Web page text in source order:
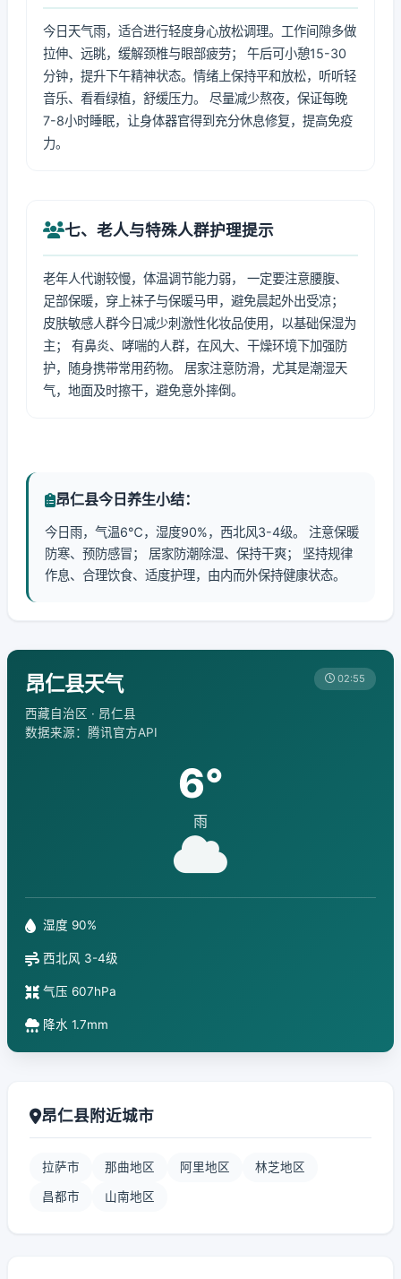
今日天气雨，适合进行轻度身心放松调理。工作间隙多做
拉伸、远眺，缓解颈椎与眼部疲劳； 午后可小憩15-30
分钟，提升下午精神状态。情绪上保持平和放松，听听轻
音乐、看看绿植，舒缓压力。 尽量减少熬夜，保证每晚
7-8小时睡眠，让身体器官得到充分休息修复，提高免疫
力。
七、老人与特殊人群护理提示
老年人代谢较慢，体温调节能力弱， 一定要注意腰腹、
足部保暖，穿上袜子与保暖马甲，避免晨起外出受凉；
皮肤敏感人群今日减少刺激性化妆品使用，以基础保湿为
主； 有鼻炎、哮喘的人群，在风大、干燥环境下加强防
护，随身携带常用药物。 居家注意防滑，尤其是潮湿天
气，地面及时擦干，避免意外摔倒。
昂仁县今日养生小结：
今日雨，气温6℃，湿度90%，西北风3-4级。 注意保暖
防寒、预防感冒； 居家防潮除湿、保持干爽； 坚持规律
作息、合理饮食、适度护理，由内而外保持健康状态。
昂仁县天气
西藏自治区 · 昂仁县
数据来源：腾讯官方API
02:55
6°
雨
湿度 90%
西北风 3-4级
气压 607hPa
降水 1.7mm
昂仁县附近城市
拉萨市 那曲地区 阿里地区 林芝地区
昌都市 山南地区